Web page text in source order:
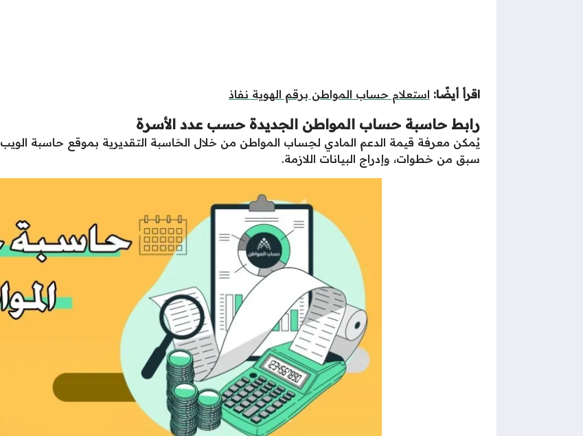
اقرأ أيضًا: استعلام حساب المواطن برقم الهوية نفاذ
رابط حاسبة حساب المواطن الجديدة حسب عدد الأسرة
يُمكن معرفة قيمة الدعم المادي لحِساب المواطن من خلال الحَاسبة التقديرية بموقع حاسبة الويب
سبق من خطوات، وإدراج البيانات اللازمة.